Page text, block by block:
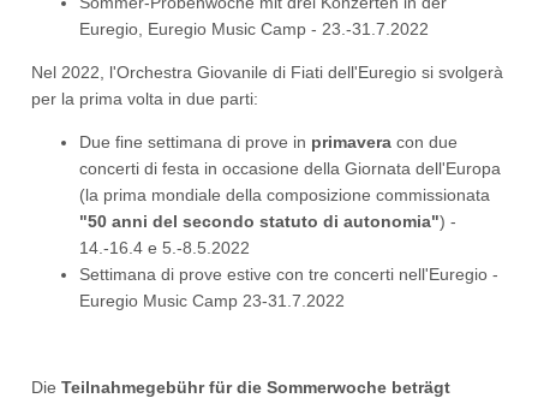
Euregio, Euregio Music Camp - 23.-31.7.2022
Nel 2022, l'Orchestra Giovanile di Fiati dell'Euregio si svolgerà
per la prima volta in due parti:
Due fine settimana di prove in primavera con due
concerti di festa in occasione della Giornata dell'Europa
(la prima mondiale della composizione commissionata
"50 anni del secondo statuto di autonomia") -
14.-16.4 e 5.-8.5.2022
Settimana di prove estive con tre concerti nell'Euregio -
Euregio Music Camp 23-31.7.2022
DieTeilnahmegebühr für die Sommerwoche beträgt